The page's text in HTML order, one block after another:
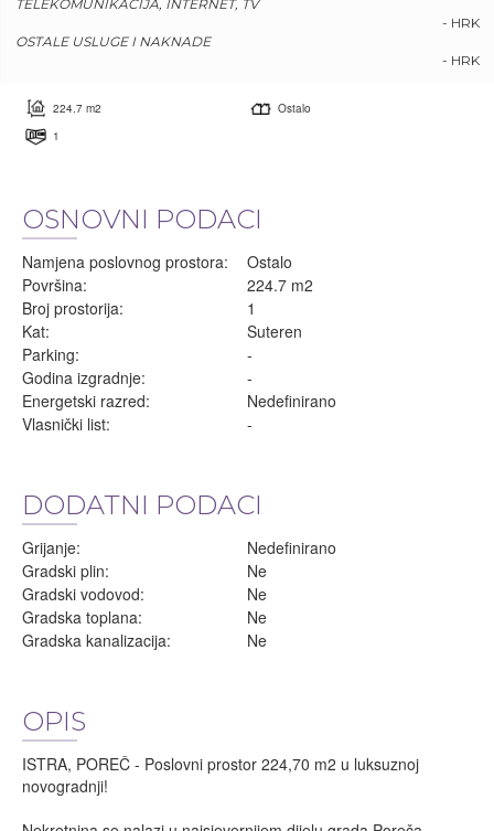
TELEKOMUNIKACIJA, INTERNET, TV
- HRK
OSTALE USLUGE I NAKNADE
- HRK
224.7 m2
Ostalo
1
OSNOVNI PODACI
Namjena poslovnog prostora:
Ostalo
Površina:
224.7 m2
Broj prostorija:
1
Kat:
Suteren
Parking:
-
Godina izgradnje:
-
Energetski razred:
Nedefinirano
Vlasnički list:
-
DODATNI PODACI
Grijanje:
Nedefinirano
Gradski plin:
Ne
Gradski vodovod:
Ne
Gradska toplana:
Ne
Gradska kanalizacija:
Ne
OPIS
ISTRA, POREČ - Poslovni prostor 224,70 m2 u luksuznoj
novogradnji!